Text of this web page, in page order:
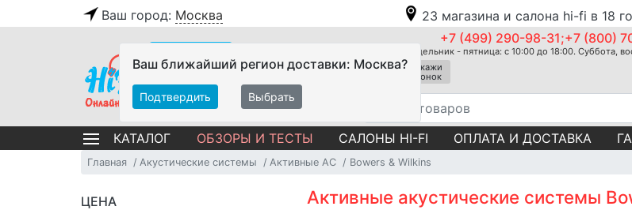
Ваш город: Москва 23 магазина и салона hi-fi в 18
Ваш ближайший регион доставки: Москва?
Подтвердить Выбрать
+7 (499) 290-98-31;+7 (800)
Понедельник - пятница: с 10:00 до 18:00. Суббота,
Закажи
звонок
КАТАЛОГ ОБЗОРЫ И ТЕСТЫ САЛОНЫ HI-FI ОПЛАТА И ДОСТАВКА
Главная Акустические системы Активные АС Bowers & Wilkins
Активные акустические системы
ЦЕНА